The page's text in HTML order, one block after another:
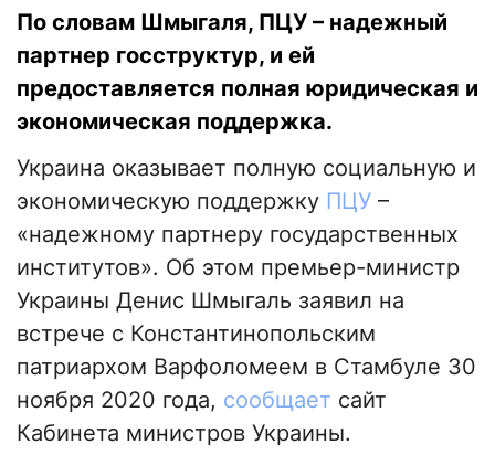
По словам Шмыгаля, ПЦУ – надежный
партнер госструктур, и ей
предоставляется полная юридическая и
экономическая поддержка.
Украина оказывает полную социальную и
экономическую поддержку ПЦУ –
«надежному партнеру государственных
институтов». Об этом премьер-министр
Украины Денис Шмыгаль заявил на
встрече с Константинопольским
патриархом Варфоломеем в Стамбуле 30
ноября 2020 года, сообщает сайт
Кабинета министров Украины.